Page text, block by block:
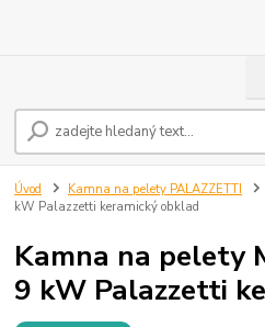
Úvod Kamna na pelety PALAZZETTI
kW Palazzetti keramický obklad
Kamna na pelety
9 kW Palazzetti